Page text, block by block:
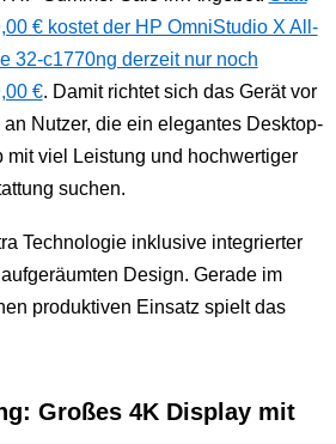
€ kostet der HP OmniStudio X All-
32-c1770ng derzeit nur noch
€. Damit richtet sich das Gerät vor
Nutzer, die ein elegantes Desktop-
mit viel Leistung und hochwertiger
suchen.
Technologie inklusive integrierter
Design. Gerade im
produktiven Einsatz spielt das
Großes 4K Display mit